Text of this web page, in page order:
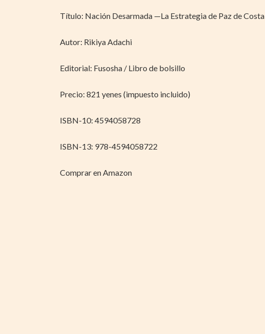
Título: Nación Desarmada —La Estrategia de Paz de
Autor: Rikiya Adachi
Editorial: Fusosha / Libro de bolsillo
Precio: 821 yenes (impuesto incluido)
ISBN-10: 4594058728
ISBN-13: 978-4594058722
Comprar en Amazon